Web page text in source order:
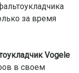
за время
Vogele
в своем